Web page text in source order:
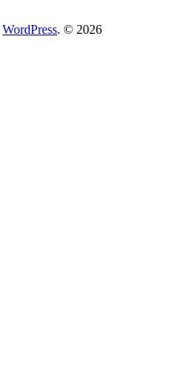
WordPress. © 2026